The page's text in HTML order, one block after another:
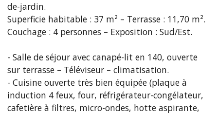
de-jardin.
Superficie habitable : 37 m² – Terrasse : 11,70 m².
Couchage : 4 personnes – Exposition : Sud/Est.
- Salle de séjour avec canapé-lit en 140, ouverte
sur terrasse – Téléviseur – climatisation.
- Cuisine ouverte très bien équipée (plaque à
induction 4 feux, four, réfrigérateur-congélateur,
cafetière à filtres, micro-ondes, hotte aspirante,